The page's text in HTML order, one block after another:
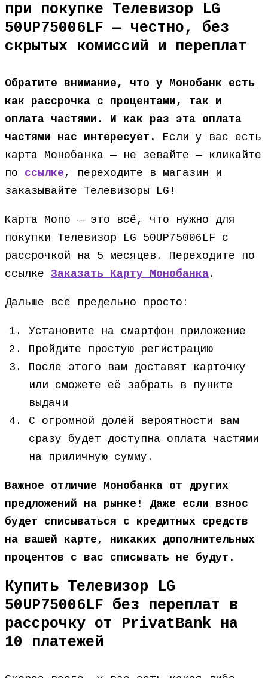
при покупке Телевизор LG
50UP75006LF — честно, без
скрытых комиссий и переплат
Обратите внимание, что у Монобанк есть
как рассрочка с процентами, так и
оплата частями. И как раз эта оплата
частями нас интересует.
Если у вас есть
карта Монобанка — не зевайте — кликайте
по ссылке, переходите в магазин и
заказывайте Телевизоры LG!
Карта Mono — это всё, что нужно для
покупки Телевизор LG 50UP75006LF с
рассрочкой на 5 месяцев. Переходите по
ссылке Заказать Карту Монобанка .
Дальше всё предельно просто:
Установите на смартфон приложение
Пройдите простую регистрацию
После этого вам доставят карточку
или сможете её забрать в пункте
выдачи
С огромной долей вероятности вам
сразу будет доступна оплата частями
на приличную сумму.
Важное отличие Монобанка от других
предложений на рынке! Даже если взнос
будет списываться с кредитных средств
на вашей карте, никаких дополнительных
процентов с вас списывать не будут.
Купить Телевизор LG
50UP75006LF без переплат в
рассрочку от PrivatBank на
10 платежей